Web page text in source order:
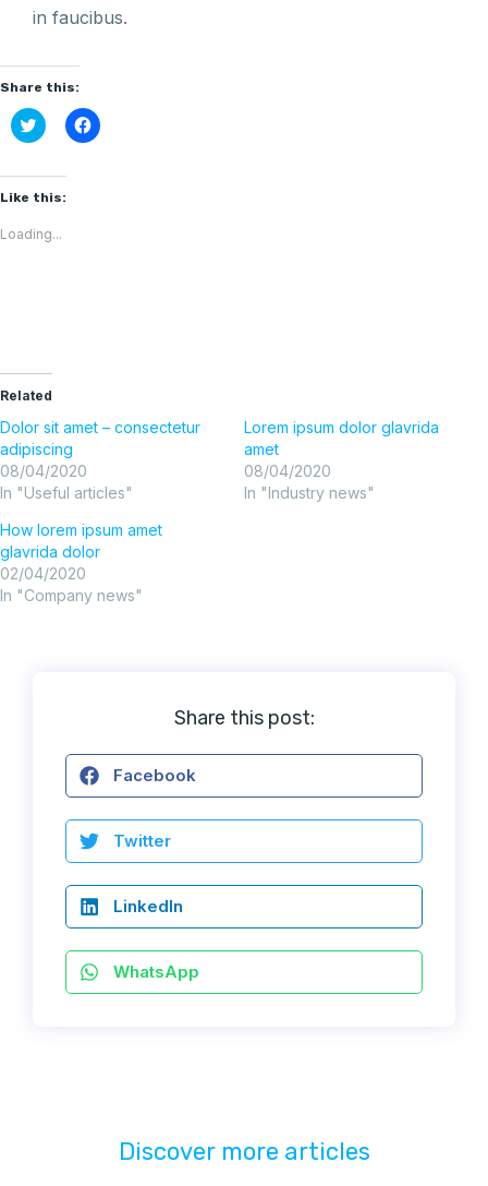
in faucibus.
Share this:
Click
to
Twitter
(Opens
in
window)
Click
to
Like this:
Loading...
Related
Dolor sit amet – consectetur
adipiscing
08/04/2020
In "Useful articles"
Lorem ipsum dolor glavrida
amet
08/04/2020
In "Industry news"
How lorem ipsum amet
glavrida dolor
02/04/2020
In "Company news"
Share this post:
Facebook
Twitter
LinkedIn
WhatsApp
Discover more articles